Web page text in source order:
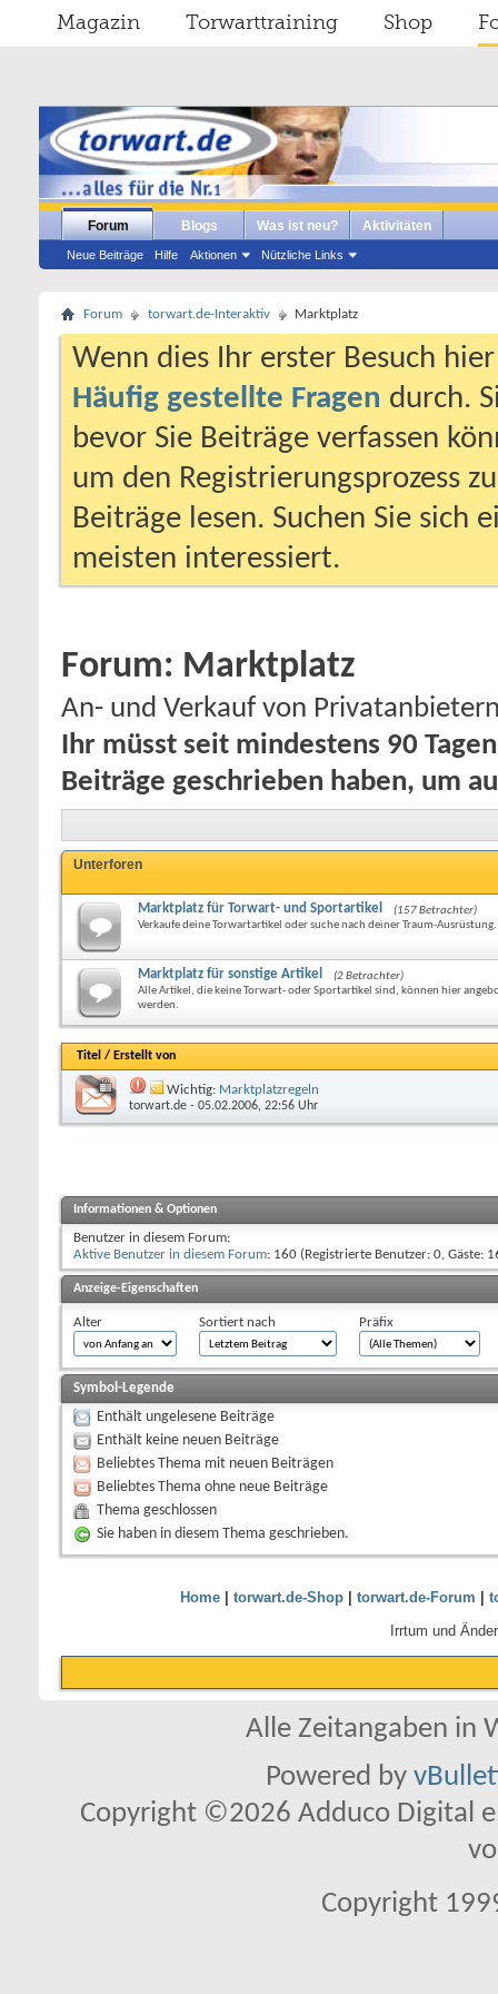
Magazin Torwarttraining Shop
Forum
Neue Beiträge Hilfe Aktionen Nützliche Links
Blogs Was ist neu? Aktivitäten
Forum torwart.de-Interaktiv Marktplatz
Wenn dies Ihr erster Besuch
Häufig gestellte Fragen durch.
bevor Sie Beiträge verfassen
um den Registrierungsprozess
Beiträge lesen. Suchen Sie sich
meisten interessiert.
Forum: Marktplatz
An- und Verkauf von
Ihr müsst seit mindestens 90
Beiträge geschrieben haben, um
Unterforen
Marktplatz für Torwart- und Sportartikel
(157 Betrachter)
Verkaufe deine Torwartartikel oder suche nach deiner Traum-Ausrüstung.
Marktplatz für sonstige Artikel
(2 Betrachter)
Alle Artikel, die keine Torwart- oder Sportartikel sind, können hier
werden.
Titel / Erstellt von
Wichtig: Marktplatzregeln
torwart.de - 05.02.2006, 22:56 Uhr
Informationen & Optionen
Benutzer in diesem Forum:
Aktive Benutzer in diesem Forum: 160 (Registrierte Benutzer: 0, Gäste:
Anzeige-Eigenschaften
Alter Sortiert nach Präfix
Symbol-Legende
Enthält ungelesene Beiträge
Enthält keine neuen Beiträge
Beliebtes Thema mit neuen Beiträgen
Beliebtes Thema ohne neue Beiträge
Thema geschlossen
Sie haben in diesem Thema geschrieben.
Home| torwart.de-Shop| torwart.de-Forum
Irrtum und
Alle Zeitangaben in
Powered by
Copyright ©2026 Adduco Digital
Copyright